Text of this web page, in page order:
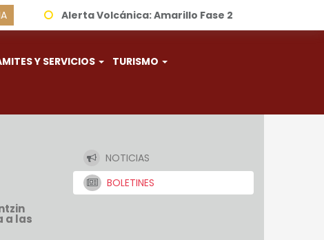
Alerta Volcánica:Amarillo Fase 2
Y SERVICIOS
TURISMO
a las
NOTICIAS
BOLETINES